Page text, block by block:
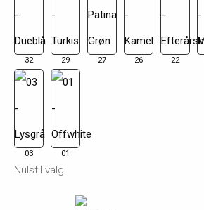
32 29 27 26 22
03 01
Nulstil valg